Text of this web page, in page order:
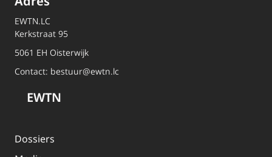
EWTN.LC
Kerkstraat 95
5061 EH Oisterwijk
Contact: bestuur@ewtn.lc
EWTN
Dossiers